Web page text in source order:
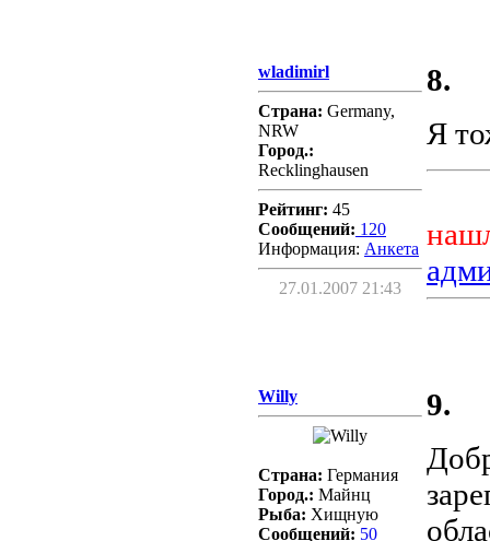
wladimirl
Страна: Germany,
NRW
Город.:
Recklinghausen
Рейтинг: 45
Сообщений: 120
Информация: Aнкета
27.01.2007 21:43
8.
Я
Willy
Страна: Германия
Город.: Майнц
Рыба: Хищную
Сообщений: 50
9.